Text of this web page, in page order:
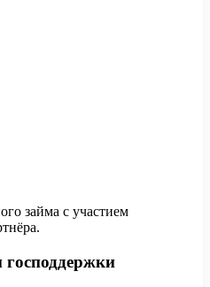
займа с участием
господдержки